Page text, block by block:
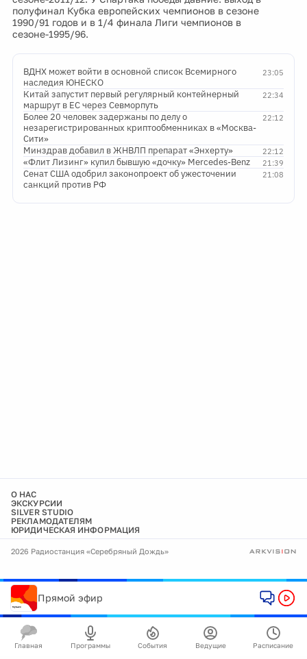
полуфинал Кубка европейских чемпионов в сезоне
1990/91 годов и в 1/4 финала Лиги чемпионов в
сезоне-1995/96.
23:05
ВДНХ может войти в основной список Всемирного
наследия ЮНЕСКО
22:34
Китай запустит первый регулярный контейнерный
маршрут в ЕС через Севморпуть
22:12
Более 20 человек задержаны по делу о
незарегистрированных криптообменниках в «Москва-
Сити»
22:12
Минздрав добавил в ЖНВЛП препарат «Энхерту»
21:39
«Флит Лизинг» купил бывшую «дочку» Mercedes-Benz
21:08
Сенат США одобрил законопроект об ужесточении
санкций против РФ
О НАС
ЭКСКУРСИИ
SILVER STUDIO
РЕКЛАМОДАТЕЛЯМ
ЮРИДИЧЕСКАЯ ИНФОРМАЦИЯ
2026 Радиостанция «Серебряный Дождь»
Прямой эфир
Главная Программы События Ведущие Расписание